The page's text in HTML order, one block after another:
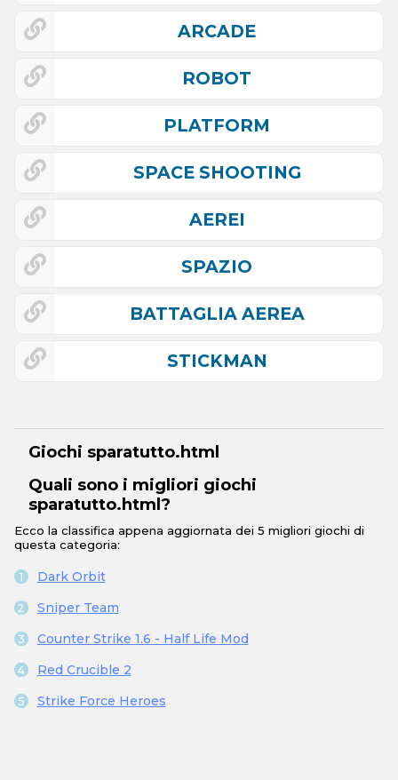
ARCADE
ROBOT
PLATFORM
SPACE SHOOTING
AEREI
SPAZIO
BATTAGLIA AEREA
STICKMAN
Giochi sparatutto.html
Quali sono i migliori giochi
sparatutto.html?
Ecco la classifica appena aggiornata dei 5 migliori giochi di
questa categoria:
Dark Orbit
Sniper Team
Counter Strike 1.6 - Half Life Mod
Red Crucible 2
Strike Force Heroes